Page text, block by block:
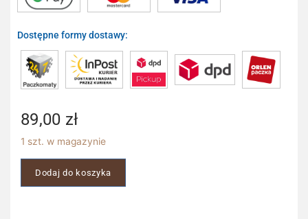
Dostępne formy dostawy:
89,00 zł
1 szt. w magazynie
Dodaj do koszyka